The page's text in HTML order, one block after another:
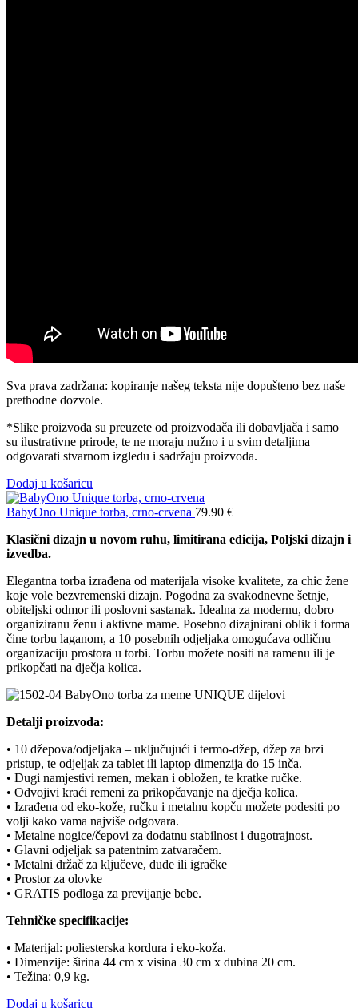
Sva prava zadržana: kopiranje našeg teksta nije dopušteno bez naše
prethodne dozvole.
*Slike proizvoda su preuzete od proizvođača ili dobavljača i samo
su ilustrativne prirode, te ne moraju nužno i u svim detaljima
odgovarati stvarnom izgledu i sadržaju proizvoda.
Dodaj u košaricu
BabyOno Unique torba, crno-crvena 79.90 €
Klasični dizajn u novom ruhu, limitirana edicija, Poljski dizajn i
izvedba.
Elegantna torba izrađena od materijala visoke kvalitete, za chic žene
koje vole bezvremenski dizajn. Pogodna za svakodnevne šetnje,
obiteljski odmor ili poslovni sastanak. Idealna za modernu, dobro
organiziranu ženu i aktivne mame. Posebno dizajnirani oblik i forma
čine torbu laganom, a 10 posebnih odjeljaka omogućava odličnu
organizaciju prostora u torbi. Torbu možete nositi na ramenu ili je
prikopčati na dječja kolica.
Detalji proizvoda:
• 10 džepova/odjeljaka – uključujući i termo-džep, džep za brzi
pristup, te odjeljak za tablet ili laptop dimenzija do 15 inča.
• Dugi namjestivi remen, mekan i obložen, te kratke ručke.
• Odvojivi kraći remeni za prikopčavanje na dječja kolica.
• Izrađena od eko-kože, ručku i metalnu kopču možete podesiti po
volji kako vama najviše odgovara.
• Metalne nogice/čepovi za dodatnu stabilnost i dugotrajnost.
• Glavni odjeljak sa patentnim zatvaračem.
• Metalni držač za ključeve, dude ili igračke
• Prostor za olovke
• GRATIS podloga za previjanje bebe.
Tehničke specifikacije:
• Materijal: poliesterska kordura i eko-koža.
• Dimenzije: širina 44 cm x visina 30 cm x dubina 20 cm.
• Težina: 0,9 kg.
Dodaj u košaricu